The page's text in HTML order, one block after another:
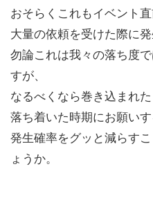
おそらくこれもイベント
大量の依頼を受けた際に
勿論これは我々の落ち度
すが、
なるべくなら巻き込まれた
落ち着いた時期にお願い
発生確率をグッと減らす
ょうか。